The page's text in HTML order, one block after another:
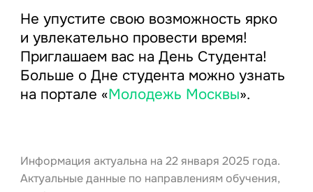
Не упустите свою возможность ярко
и увлекательно провести время!
Приглашаем вас на День Студента!
Больше о Дне студента можно узнать
на портале «Молодежь Москвы».
Информация актуальна на 22 января 2025 года.
Актуальные данные по направлениям обучения,